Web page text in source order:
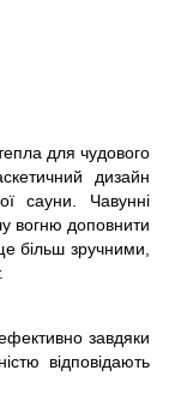
для чудового
дизайн
сауни. Чавунні
вогню доповнити
більш зручними,
завдяки
відповідають